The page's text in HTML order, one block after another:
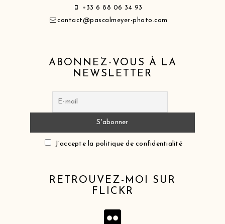
+33 6 88 06 34 93
contact@pascalmeyer-photo.com
ABONNEZ-VOUS À LA
NEWSLETTER
J’accepte la politique de confidentialité
RETROUVEZ-MOI SUR
FLICKR